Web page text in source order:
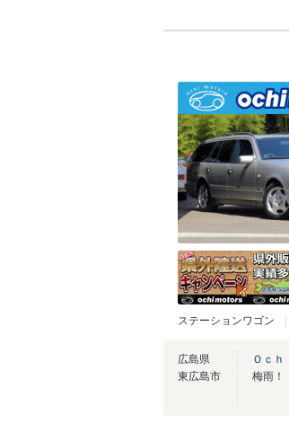
ステーションワゴン
広島県
東広島市
Ｏｃ